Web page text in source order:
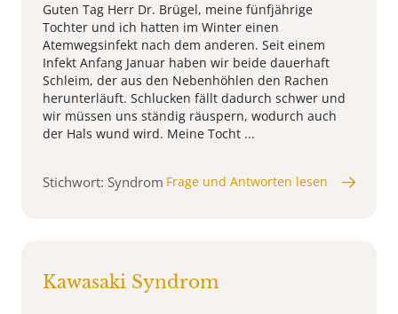
Guten Tag Herr Dr. Brügel, meine fünfjährige
Tochter und ich hatten im Winter einen
Atemwegsinfekt nach dem anderen. Seit einem
Infekt Anfang Januar haben wir beide dauerhaft
Schleim, der aus den Nebenhöhlen den Rachen
herunterläuft. Schlucken fällt dadurch schwer und
wir müssen uns ständig räuspern, wodurch auch
der Hals wund wird. Meine Tocht ...
Stichwort: Syndrom Frage und Antworten lesen
Kawasaki Syndrom